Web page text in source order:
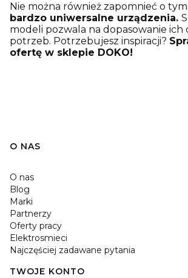
Nie można również zapomnieć o
bardzo uniwersalne urządzenia.
modeli pozwala na dopasowanie ich
potrzeb. Potrzebujesz inspiracji?
ofertę w sklepie DOKO!
O NAS
O nas
Blog
Marki
Partnerzy
Oferty pracy
Elektrosmieci
Najczęściej zadawane pytania
TWOJE KONTO